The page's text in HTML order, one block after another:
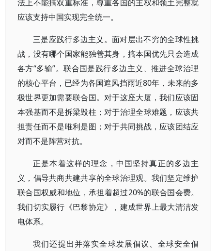
法上不能搞双重标准，尊重各国的主权和领土完整就
应该支持中国实现完全统一。
三是应践行多边主义。面对层出不穷的全球性挑
战，没有哪个国家能独善其身，搞本国优先只会造成
各方“多输”。联合国是践行多边主义、推进全球治理
的核心平台，已经为各国遮风挡雨近80年，未来的多
极世界更加需要联合国。对于这座大厦，我们应该固
本强基而不是拆梁毁柱；对于治理全球难题，应该共
担责任而不是唯利是图；对于共同挑战，应该团结应
对而不是阵营对抗。
正是本着这样的理念，中国坚持真正的多边主
义，倡导共商共建共享的全球治理观。我们坚定维护
联合国权威和地位，承担着超过20%的联合国会费。
我们切实履行《巴黎协定》，建成世界上最大清洁发
电体系。
我们还提出并落实全球发展倡议、全球安全倡